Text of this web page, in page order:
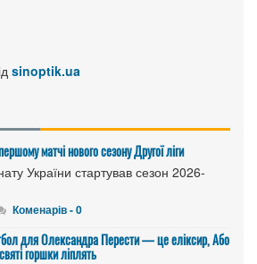
sinoptik.ua
матчі нового сезону Другої ліги
України стартував сезон 2026-
Коменарів - 0
для Олександра Перести — це еліксир, Або
горшки ліплять